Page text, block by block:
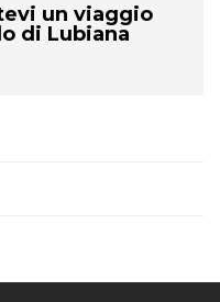
un viaggio
di Lubiana